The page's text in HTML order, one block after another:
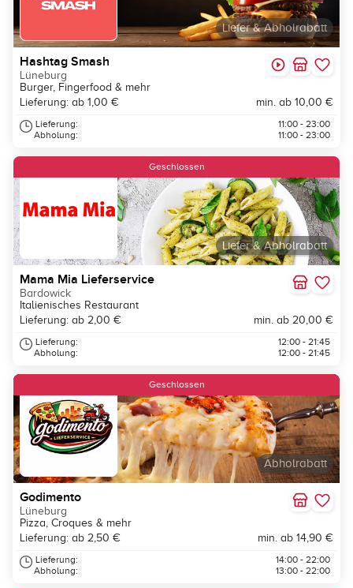
Liefer & Abholrabatt
Hashtag Smash
Lüneburg
Burger, Fingerfood & mehr
Lieferung: ab 1,00 €
min. ab 10,00 €
Lieferung:
Abholung:
11:00 - 23:00
11:00 - 23:00
Liefer & Abholrabatt
Geschlossen
Mama Mia Lieferservice
Bardowick
Italienisches Restaurant
Lieferung: ab 2,00 €
min. ab 20,00 €
Lieferung:
Abholung:
12:00 - 21:45
12:00 - 21:45
Abholrabatt
Geschlossen
Godimento
Lüneburg
Pizza, Croques & mehr
Lieferung: ab 2,50 €
min. ab 14,90 €
Lieferung:
Abholung:
14:00 - 22:00
13:00 - 22:00